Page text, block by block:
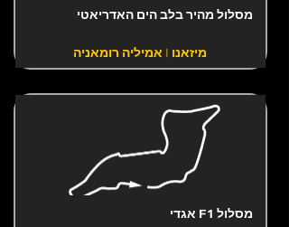
מסלול מהיר בלב הים האדריאטי
מיזאנו | אמיליה רומאניה
מסלול F1 אגדי